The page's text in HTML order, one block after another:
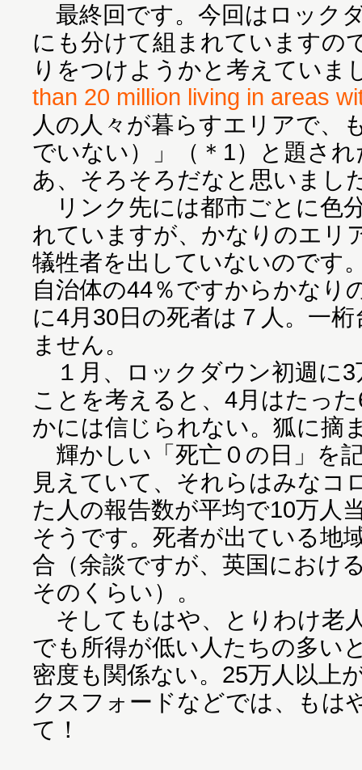
最終回です。今回はロック
にも分けて組まれていますの
りをつけようかと考えていま
than 20 million living in areas
人の人々が暮らすエリアで、
でいない）」（＊1）と題さ
あ、そろそろだなと思いまし
リンク先には都市ごとに色
れていますが、かなりのエリ
犠牲者を出していないのです
自治体の44％ですからかなり
に4月30日の死者は７人。一
ません。
１月、ロックダウン初週に3
ことを考えると、4月はたっ
かには信じられない。狐に摘
輝かしい「死亡０の日」を
見えていて、それらはみなコ
た人の報告数が平均で10万人
そうです。死者が出ている地
合（余談ですが、英国におけ
そのくらい）。
そしてもはや、とりわけ老
でも所得が低い人たちの多い
密度も関係ない。25万人以上
クスフォードなどでは、もは
て！